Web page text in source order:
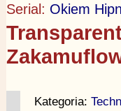
Serial: Okiem
Kategoria: